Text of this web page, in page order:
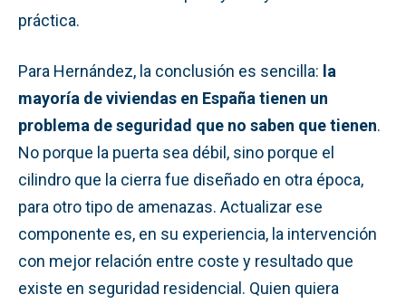
práctica.
Para Hernández, la conclusión es sencilla: la
mayoría de viviendas en España tienen un
problema de seguridad que no saben que tienen.
No porque la puerta sea débil, sino porque el
cilindro que la cierra fue diseñado en otra época,
para otro tipo de amenazas. Actualizar ese
componente es, en su experiencia, la intervención
con mejor relación entre coste y resultado que
existe en seguridad residencial. Quien quiera